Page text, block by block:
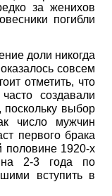
за женихов
погибли
доли никогда
совсем
отметить, что
создавали
поскольку выбор
число мужчин
первого брака
1920-х
на 2-3 года по
вступить в